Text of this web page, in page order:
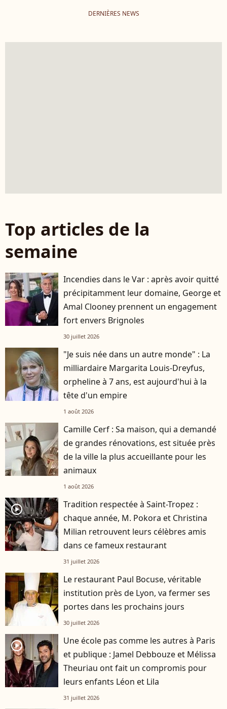
DERNIÈRES NEWS
Top articles de la
semaine
Incendies dans le Var : après avoir quitté
précipitamment leur domaine, George et
Amal Clooney prennent un engagement
fort envers Brignoles
30 juillet 2026
"Je suis née dans un autre monde" : La
milliardaire Margarita Louis-Dreyfus,
orpheline à 7 ans, est aujourd'hui à la
tête d'un empire
1 août 2026
Camille Cerf : Sa maison, qui a demandé
de grandes rénovations, est située près
de la ville la plus accueillante pour les
animaux
1 août 2026
player2
Tradition respectée à Saint-Tropez :
chaque année, M. Pokora et Christina
Milian retrouvent leurs célèbres amis
dans ce fameux restaurant
31 juillet 2026
Le restaurant Paul Bocuse, véritable
institution près de Lyon, va fermer ses
portes dans les prochains jours
30 juillet 2026
player2
Une école pas comme les autres à Paris
et publique : Jamel Debbouze et Mélissa
Theuriau ont fait un compromis pour
leurs enfants Léon et Lila
31 juillet 2026